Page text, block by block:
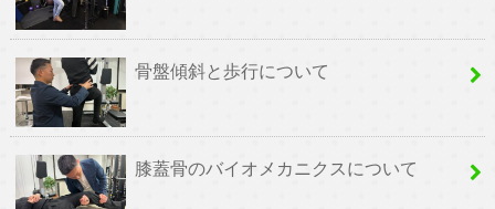
骨盤傾斜と歩行について
膝蓋骨のバイオメカニクスについて